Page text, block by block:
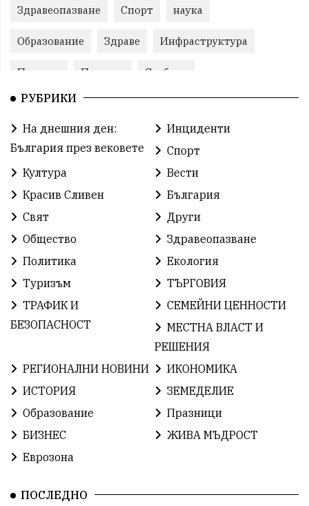
Здравеопазване Спорт наука
Образование Здраве Инфраструктура
Пеевски Протест Свобода
ИвелинМихайлов
Празник ГражданскоОбщество
РадостинВасилев ЛекаАтлетика
ХристоИлиев БългарскоЗемеделие
БългарскиСпорт
ОбщественИнтерес земеделие
ИсторияНаБългария Иновации САЩ
БългарскаГордост Археология Твърдица
Легенда Право
ОтровнатаЯбълка ЦветомирПетков
България2025
РУБРИКИ
На днешния ден:
България през вековете
Инциденти
Спорт
Култура
Вести
Красив Сливен
България
Свят
Други
Общество
Здравеопазване
Политика
Екология
Туризъм
ТЪРГОВИЯ
ТРАФИК И
БЕЗОПАСНОСТ
СЕМЕЙНИ ЦЕННОСТИ
МЕСТНА ВЛАСТ И
РЕШЕНИЯ
РЕГИОНАЛНИ НОВИНИ
ИКОНОМИКА
ИСТОРИЯ
ЗЕМЕДЕЛИЕ
Образование
Празници
БИЗНЕС
ЖИВА МЪДРОСТ
Еврозона
ПОСЛЕДНО